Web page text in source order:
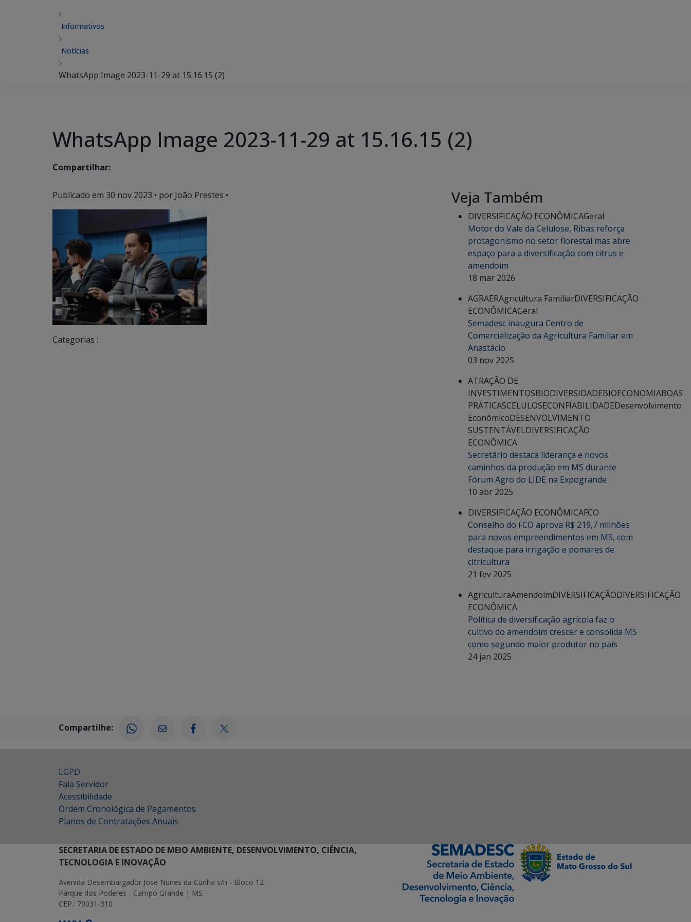
Informativos
Notícias
WhatsApp Image 2023-11-29 at 15.16.15 (2)
WhatsApp Image 2023-11-29 at 15.16.15 (2)
Compartilhar:
Publicado em 30 nov 2023 • por João Prestes •
Categorias :
Veja Também
DIVERSIFICAÇÃO ECONÔMICAGeral
Motor do Vale da Celulose, Ribas reforça
protagonismo no setor florestal mas abre
espaço para a diversificação com citrus e
amendoim
18 mar 2026
AGRAERAgricultura FamiliarDIVERSIFICAÇÃO
ECONÔMICAGeral
Semadesc inaugura Centro de
Comercialização da Agricultura Familiar em
Anastácio
03 nov 2025
ATRAÇÃO DE
INVESTIMENTOSBIODIVERSIDADEBIOECONOMIABOAS
PRÁTICASCELULOSECONFIABILIDADEDesenvolvimento
EconômicoDESENVOLVIMENTO
SUSTENTÁVELDIVERSIFICAÇÃO
ECONÔMICA
Secretário destaca liderança e novos
caminhos da produção em MS durante
Fórum Agro do LIDE na Expogrande
10 abr 2025
DIVERSIFICAÇÃO ECONÔMICAFCO
Conselho do FCO aprova R$ 219,7 milhões
para novos empreendimentos em MS, com
destaque para irrigação e pomares de
citricultura
21 fev 2025
AgriculturaAmendoimDIVERSIFICAÇÃODIVERSIFICAÇÃO
ECONÔMICA
Política de diversificação agrícola faz o
cultivo do amendoim crescer e consolida MS
como segundo maior produtor no país
24 jan 2025
Compartilhe:
LGPD
Fala Servidor
Acessibilidade
Ordem Cronológica de Pagamentos
Planos de Contratações Anuais
SECRETARIA DE ESTADO DE MEIO AMBIENTE, DESENVOLVIMENTO, CIÊNCIA,
TECNOLOGIA E INOVAÇÃO
Avenida Desembargador José Nunes da Cunha s/n - Bloco 12
Parque dos Poderes - Campo Grande | MS
CEP.: 79031-310